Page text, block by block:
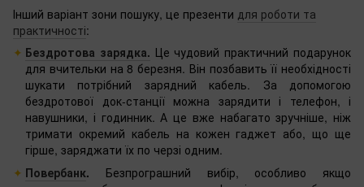
Інший варіант зони пошуку, це презенти для роботи та
практичності:
Бездротова зарядка. Це чудовий практичний подарунок
для вчительки на 8 березня. Він позбавить її необхідності
шукати потрібний зарядний кабель. За допомогою
бездротової док-станції можна зарядити і телефон, і
навушники, і годинник. А це вже набагато зручніше, ніж
тримати окремий кабель на кожен гаджет або, що ще
гірше, заряджати їх по черзі одним.
Повербанк. Безпрограшний вибір, особливо якщо